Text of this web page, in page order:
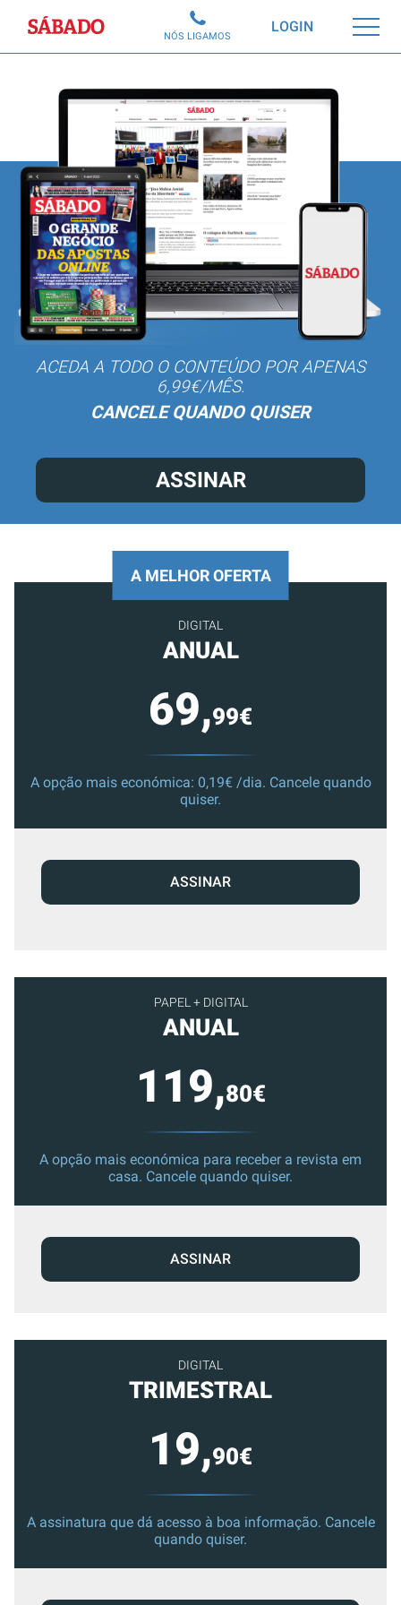
Sábado LOGIN
NÓS LIGAMOS
ACEDA A TODO O CONTEÚDO POR APENAS
6,99€/MÊS.
CANCELE QUANDO QUISER
ASSINAR
PAPEL + DIGITAL
ANUAL
119,80€
A opção mais económica para receber a revista em
casa. Cancele quando quiser.
ASSINAR
DIGITAL
TRIMESTRAL
19,90€
A assinatura que dá acesso à boa informação. Cancele
quando quiser.
A MELHOR OFERTA
DIGITAL
ANUAL
69,99€
A opção mais económica: 0,19€ /dia. Cancele quando
quiser.
ASSINAR